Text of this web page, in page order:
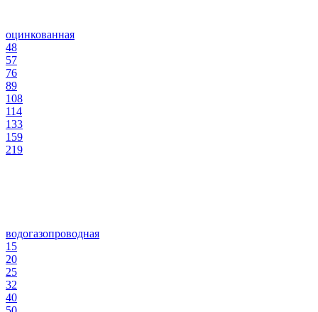
оцинкованная
48
57
76
89
108
114
133
159
219
водогазопроводная
15
20
25
32
40